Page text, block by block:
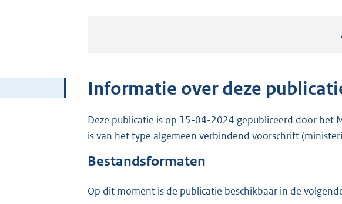
Informatie over deze
Deze publicatie is op 15-04-2024 gepubliceerd door het
is van het type algemeen verbindend voorschrift
Bestandsformaten
Op dit moment is de publicatie beschikbaar in de